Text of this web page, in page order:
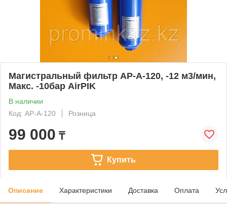
Магистральный фильтр AP-A-120, -12 м3/мин,
Макс. -10бар AirPIK
В наличии
Код: AP-A-120
Розница
99 000 ₸
Купить
Описание Характеристики Доставка Оплата